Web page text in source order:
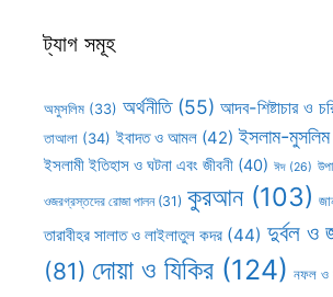
ট্যাগ সমূহ
অমুসলিম (33) অর্থনীতি(55) আদব-শিষ্টাচার ও
তাআলা (34) ইবাদত ও আমল (42) ইসলাম-
ইসলামী ইতিহাস ও ঘটনা এবং জীবনী (40) ঈদ (26)
ওজরগ্রস্তদের রোজা পালন(31) কুরআন(103)
তারাবীহর সালাত ও লাইলাতুল কদর (44) দুর্বল ও
(81) দোয়া ও যিকির (124) নফল ও